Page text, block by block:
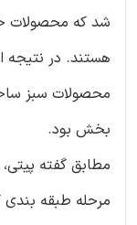
شد که محصولات
هستند. در نتیجه
محصولات سبز
بخش بود.
مطابق گفته پیتی،
مرحله طبقه بندی